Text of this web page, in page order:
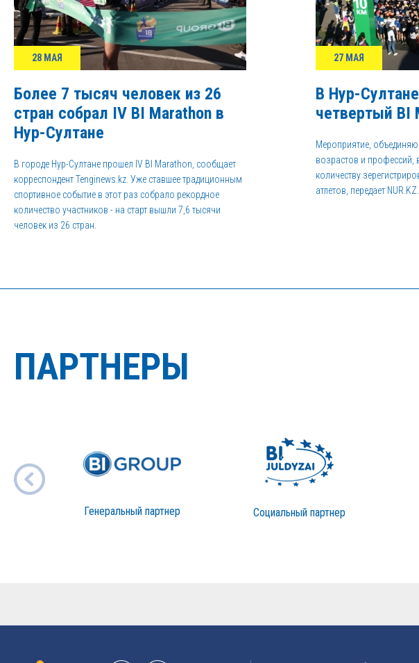
28 МАЯ
Более 7 тысяч человек из 26
стран собрал IV BI Marathon в
Нур-Султане
В городе Нур-Султане прошел IV BI Marathon, сообщает
корреспондент Tenginews.kz. Уже ставшее традиционным
спортивное событие в этот раз собрало рекордное
количество участников - на старт вышли 7,6 тысячи
человек из 26 стран.
27 МАЯ
В Нур-
четвертый BI
Мероприятие,
возрастов и профессий,
количеству
атлетов, передает NUR.KZ.
ПАРТНЕРЫ
Генеральный партнер Социальный партнер